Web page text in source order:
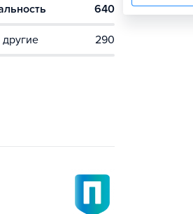
640
290